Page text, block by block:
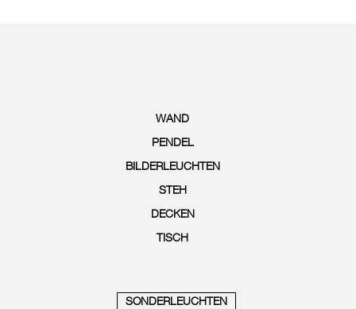
WAND
PENDEL
BILDERLEUCHTEN
STEH
DECKEN
TISCH
SONDERLEUCHTEN